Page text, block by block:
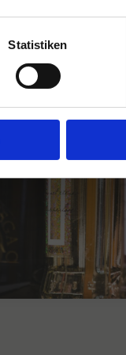
Statistiken